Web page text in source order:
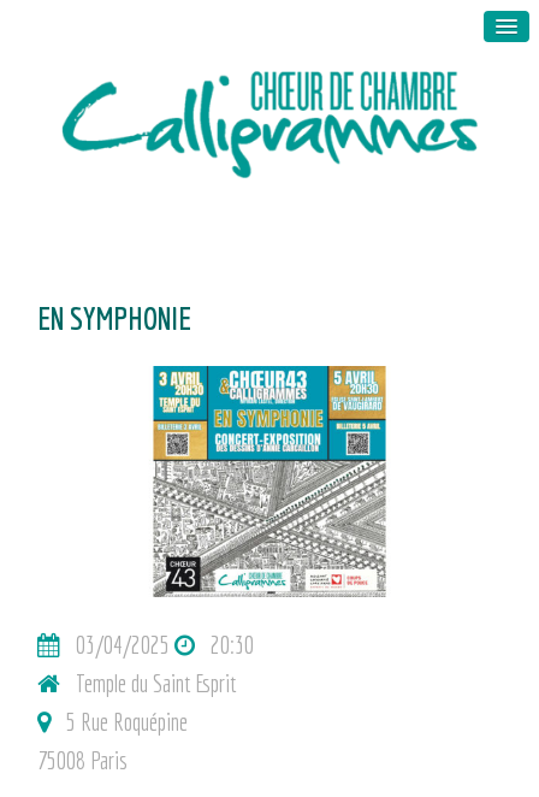
EN SYMPHONIE
03/04/2025
20:30
Temple du Saint Esprit
5 Rue Roquépine
75008 Paris